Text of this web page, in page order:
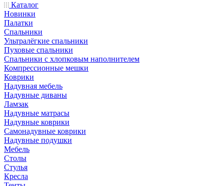
Каталог
Новинки
Палатки
Спальники
Ультралёгкие спальники
Пуховые спальники
Спальники с хлопковым наполнителем
Компрессионные мешки
Коврики
Надувная мебель
Надувные диваны
Ламзак
Надувные матрасы
Надувные коврики
Самонадувные коврики
Надувные подушки
Мебель
Столы
Стулья
Кресла